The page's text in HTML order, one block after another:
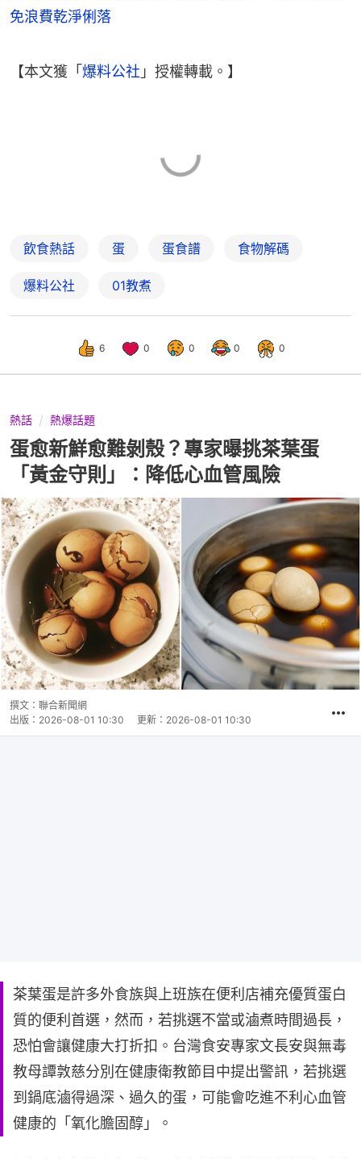
免浪費乾淨俐落
【本文獲「爆料公社 」授權轉載。】
飲食熱話 蛋 蛋食譜 食物解碼
爆料公社 01教煮
6 0 0 0 0
熱話 熱爆話題
蛋愈新鮮愈難剝殼？專家曝挑茶葉蛋
「黃金守則」：降低心血管風險
撰文： 聯合新聞網
出版： 2026-08-01 10:30 更新： 2026-08-01 10:30
茶葉蛋是許多外食族與上班族在便利店補充優質蛋白
質的便利首選，然而，若挑選不當或滷煮時間過長，
恐怕會讓健康大打折扣。台灣食安專家文長安與無毒
教母譚敦慈分別在健康衛教節目中提出警訊，若挑選
到鍋底滷得過深、過久的蛋，可能會吃進不利心血管
健康的「氧化膽固醇」。